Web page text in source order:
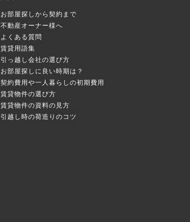
お部屋探しから契約まで
不動産オーナー様へ
よくある質問
賃貸用語集
引っ越し会社の選び方
お部屋探しに良い時期は？
契約費用や一人暮らしの初期費用
賃貸物件の選び方
賃貸物件の資料の見方
引越し時の荷造りのコツ